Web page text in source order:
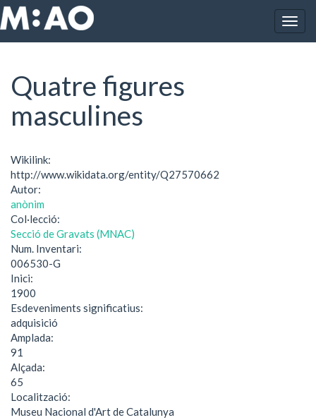
Vés al contingut
Inici Quatre figures masculines
Quatre figures
masculines
Wikilink:
http://www.wikidata.org/entity/Q27570662
Autor:
anònim
Col·lecció:
Secció de Gravats (MNAC)
Num. Inventari:
006530-G
Inici:
1900
Esdeveniments significatius:
adquisició
Amplada:
91
Alçada:
65
Localització:
Museu Nacional d'Art de Catalunya